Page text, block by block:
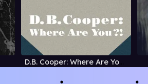
D.B. Cooper: Where Are You?!